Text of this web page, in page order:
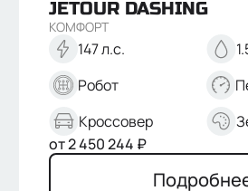
JETOUR DASHING
КОМФОРТ
147 л.с.
Робот
Кроссовер
от2 450 244 ₽